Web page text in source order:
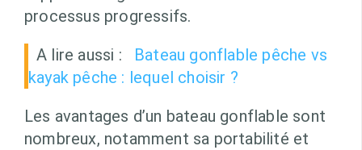
processus progressifs.
A lire aussi :
Bateau gonflable pêche vs
kayak pêche : lequel choisir ?
Les avantages d’un bateau gonflable sont
nombreux, notamment sa portabilité et